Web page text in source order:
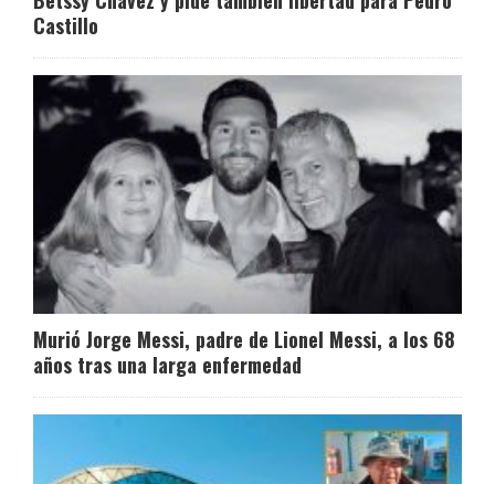
Castillo
Murió Jorge Messi, padre de Lionel Messi, a los 68
años tras una larga enfermedad